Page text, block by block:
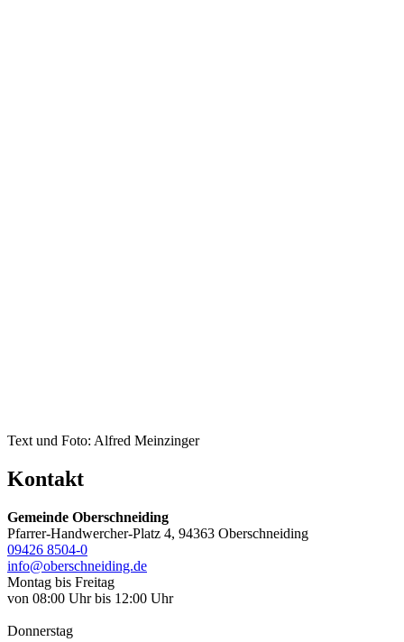
Text und Foto: Alfred Meinzinger
Kontakt
Gemeinde Oberschneiding
Pfarrer-Handwercher-Platz 4, 94363 Oberschneiding
09426 8504-0
info@oberschneiding.de
Montag bis Freitag
von 08:00 Uhr bis 12:00 Uhr
Donnerstag